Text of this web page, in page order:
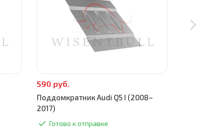
590 руб.
Поддомкратник Audi Q5 I (2008–
2017)
Готово к отправке